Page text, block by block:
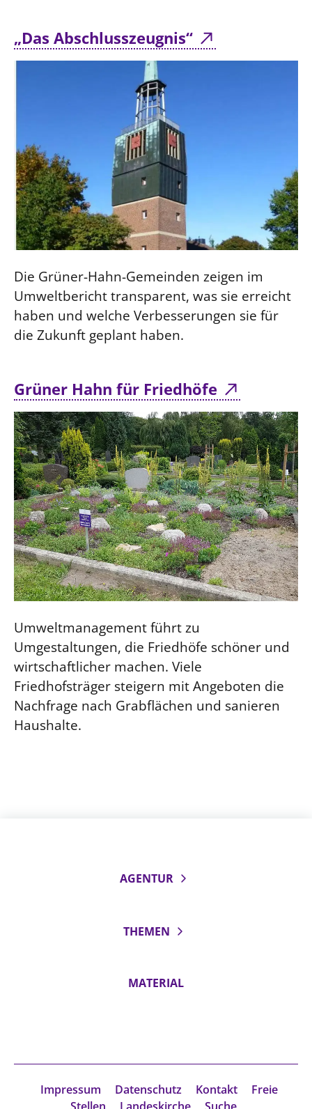
„Das Abschlusszeugnis“
Die Grüner-Hahn-Gemeinden zeigen im
Umweltbericht transparent, was sie erreicht
haben und welche Verbesserungen sie für
die Zukunft geplant haben.
Grüner Hahn für Friedhöfe
Umweltmanagement führt zu
Umgestaltungen, die Friedhöfe schöner und
wirtschaftlicher machen. Viele
Friedhofsträger steigern mit Angeboten die
Nachfrage nach Grabflächen und sanieren
Haushalte.
AGENTUR
THEMEN
MATERIAL
Impressum Datenschutz Kontakt
Freie